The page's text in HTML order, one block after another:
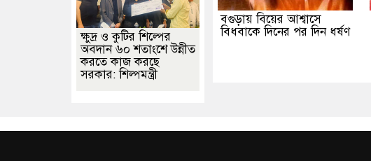
বগুড়ায় বিয়ের আশ্বাসে
বিধবাকে দিনের পর দিন ধর্ষণ
ক্ষুদ্র ও কুটির শিল্পের
অবদান ৬০ শতাংশে উন্নীত
করতে কাজ করছে
সরকার: শিল্পমন্ত্রী